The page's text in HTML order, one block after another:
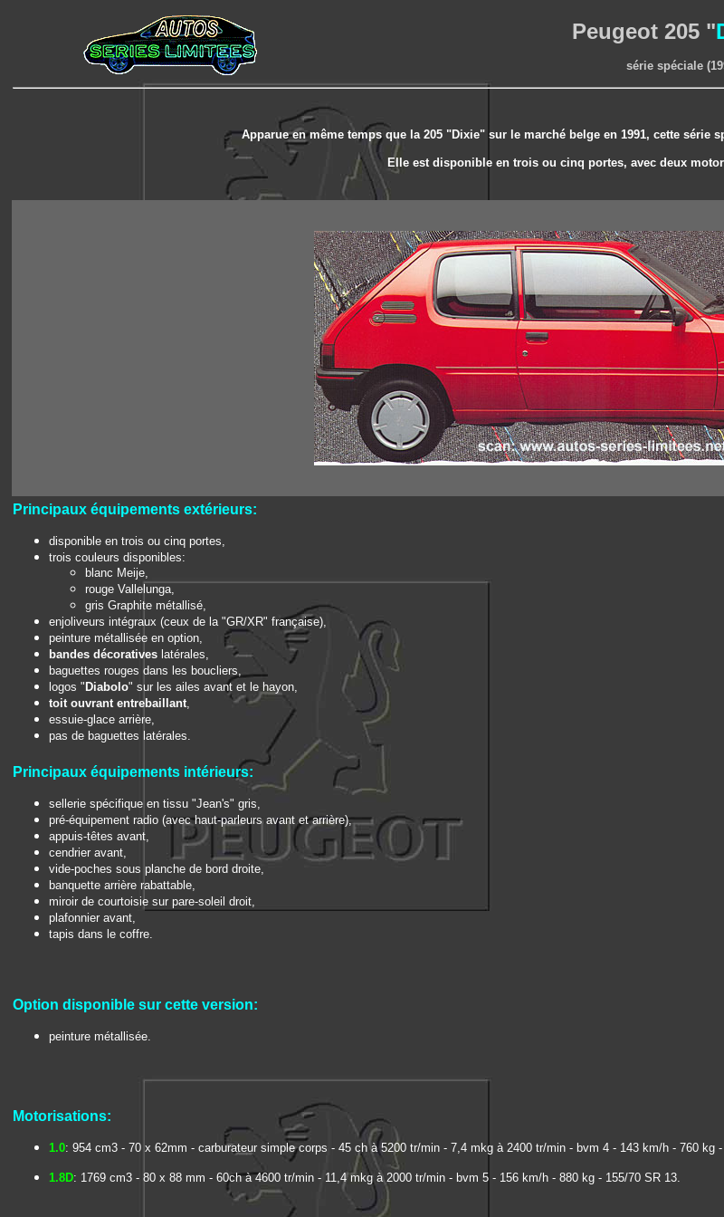
Peugeot 205 "
série spéciale
Apparue en même temps que la 205 "Dixie" sur le marché belge en 1991, cette série
Elle est disponible en trois ou cinq portes, avec deux
Principaux équipements extérieurs:
disponible en trois ou cinq portes,
trois couleurs disponibles:
blanc Meije,
rouge Vallelunga,
gris Graphite métallisé,
enjoliveurs intégraux (ceux de la "GR/XR" française),
peinture métallisée en option,
bandes décoratives latérales,
baguettes rouges dans les boucliers,
logos " Diabolo" sur les ailes avant et le hayon,
toit ouvrant entrebaillant,
essuie-glace arrière,
pas de baguettes latérales.
Principaux équipements intérieurs:
sellerie spécifique en tissu "Jean's" gris,
pré-équipement radio (avec haut-parleurs avant et arrière),
appuis-têtes avant,
cendrier avant,
vide-poches sous planche de bord droite,
banquette arrière rabattable,
miroir de courtoisie sur pare-soleil droit,
plafonnier avant,
tapis dans le coffre.
Option disponible sur cette version:
peinture métallisée.
Motorisations:
1.0: 954 cm3 - 70 x 62mm - carburateur simple corps - 45 ch à 5200 tr/min - 7,4 mkg à 2400 tr/min - bvm 4 - 143 km/h - 760 kg
1.8D: 1769 cm3 - 80 x 88 mm - 60ch à 4600 tr/min - 11,4 mkg à 2000 tr/min - bvm 5 - 156 km/h - 880 kg - 155/70 SR 13.